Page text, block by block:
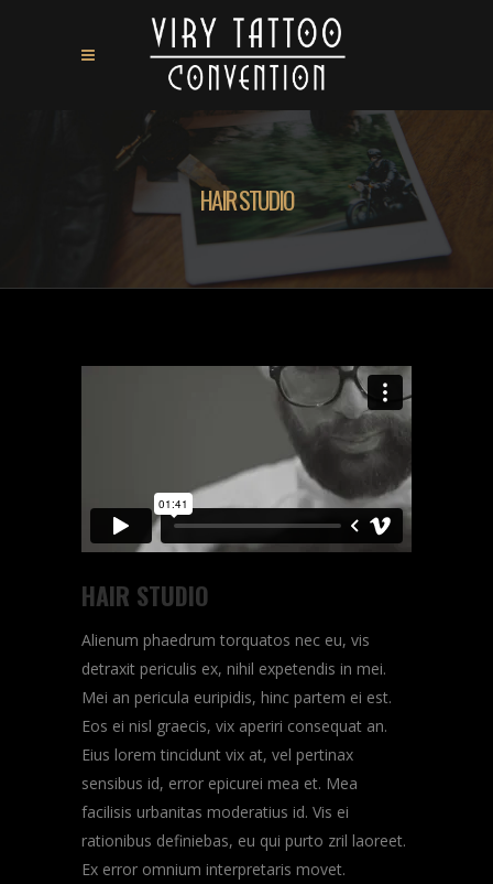
HAIR STUDIO
HAIR STUDIO
Alienum phaedrum torquatos nec eu, vis
detraxit periculis ex, nihil expetendis in mei.
Mei an pericula euripidis, hinc partem ei est.
Eos ei nisl graecis, vix aperiri consequat an.
Eius lorem tincidunt vix at, vel pertinax
sensibus id, error epicurei mea et. Mea
facilisis urbanitas moderatius id. Vis ei
rationibus definiebas, eu qui purto zril laoreet.
Ex error omnium interpretaris movet.